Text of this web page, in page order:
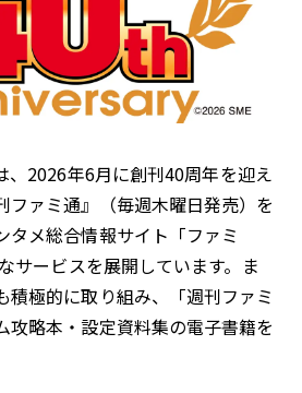
、2026年6月に創刊40周年を迎え
ファミ通』（毎週木曜日発売）を
タメ総合情報サイト「ファミ
サービスを展開しています。ま
積極的に取り組み、「週刊ファミ
攻略本・設定資料集の電子書籍を